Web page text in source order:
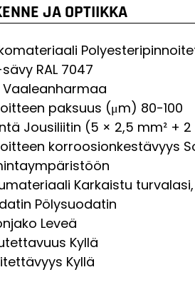
JA OPTIIKKA
sävy RAL 7047
Vaaleanharmaa
paksuus (μm) 80-100
Jousiliitin (5 × 2,5 mm² +
korroosionkestävyys
Karkaistu
Pölysuodatin
Leveä
Kyllä
Kyllä